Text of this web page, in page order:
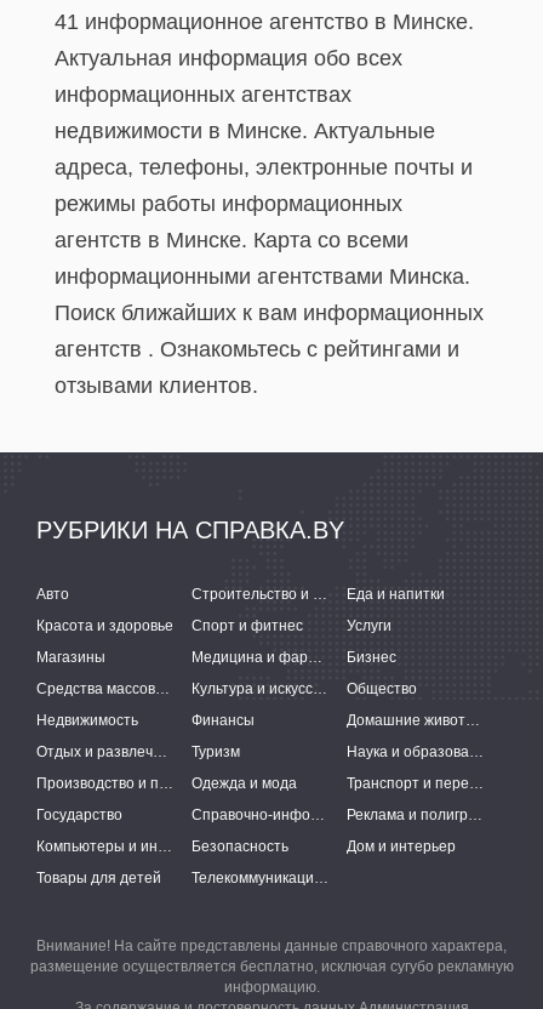
41 информационное агентство в Минске.
Актуальная информация обо всех
информационных агентствах
недвижимости в Минске. Актуальные
адреса, телефоны, электронные почты и
режимы работы информационных
агентств в Минске. Карта со всеми
информационными агентствами Минска.
Поиск ближайших к вам информационных
агентств . Ознакомьтесь с рейтингами и
отзывами клиентов.
РУБРИКИ НА СПРАВКА.BY
Авто Строительство и ремонт
Еда и напитки
Красота и здоровье
Спорт и фитнес
Услуги
Магазины
Медицина и фармацевтика
Бизнес
Средства массовой информации
Культура и искусство
Общество
Недвижимость
Финансы
Домашние животные
Отдых и развлечения
Туризм
Наука и образование
Производство и поставки
Одежда и мода
Транспорт и перевозки
Государство
Справочно-информационные системы
Реклама и полиграфия
Компьютеры и интернет
Безопасность
Дом и интерьер
Товары для детей
Телекоммуникации и связь
Внимание! На сайте представлены данные справочного характера,
размещение осуществляется бесплатно, исключая сугубо рекламную
информацию.